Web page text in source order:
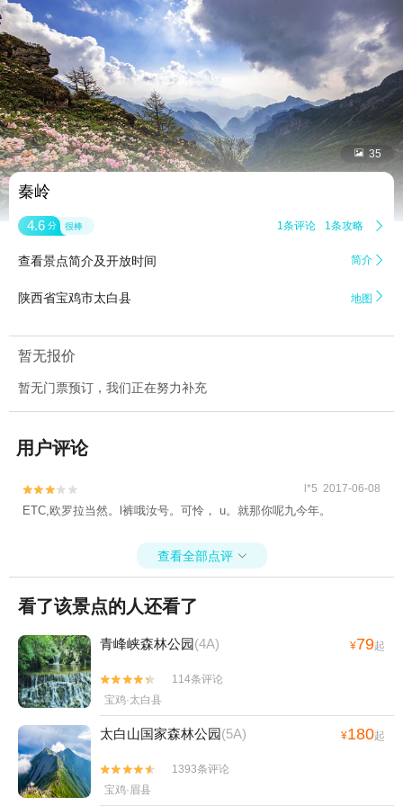
 35
秦岭
4.6 分 很棒 1条评论 1条攻略 
查看景点简介及开放时间 简介 
陕西省宝鸡市太白县 地图 
暂无报价
暂无门票预订，我们正在努力补充
用户评论

 l*5 2017-06-08
ETC,欧罗拉当然。l裤哦汝号。可怜， u。就那你呢九今年。
查看全部点评 
看了该景点的人还看了
青峰峡森林公园(4A) ¥79起


114条评论
宝鸡·太白县
太白山国家森林公园(5A) ¥180起


1393条评论
宝鸡·眉县
